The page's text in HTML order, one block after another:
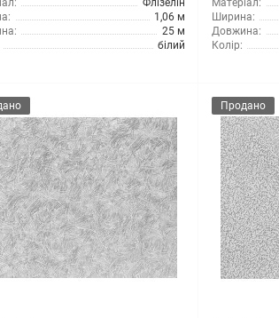
Флізелін
1,06 м
25 м
білий
Матеріал:
Ширина:
Довжина:
Колір:
Продано